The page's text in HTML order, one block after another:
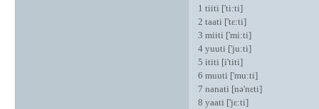
1 tiiti ['ti:ti]
2 taati ['tɛ:ti]
3 miiti ['mi:ti]
4 yuuti ['ju:ti]
5 ititi [i'titi]
6 muuti ['mu:ti]
7 nanati [nə'nɛti]
8 yaati ['jɛ:ti]